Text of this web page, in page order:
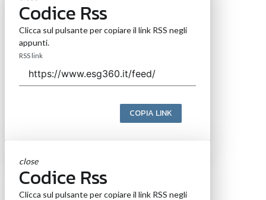
Codice Rss
Clicca sul pulsante per copiare il link RSS negli
appunti.
RSS link
COPIA LINK
close
Codice Rss
Clicca sul pulsante per copiare il link RSS negli